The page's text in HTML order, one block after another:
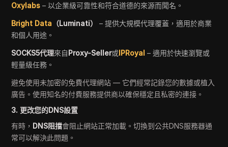
Oxylabs – 以企業級可靠性和符合道德的來源而聞名。
Bright Data （Luminati）
– 提供大規模代理覆蓋，適用於商業
和個人用途。
SOCKS5代理來自Proxy-Seller或IPRoyal – 適用於快速瀏覽或
輕量級任務。
避免使用未加密的免費代理網站 — 它們經常記錄您的數據或植入
廣告。使用知名的付費服務提供商以確保穩定且私密的連接。
3. 更改您的DNS設置
有時， DNS阻擋會阻止網站正常加載。切換到公共DNS服務器通
常可以解決此問題。